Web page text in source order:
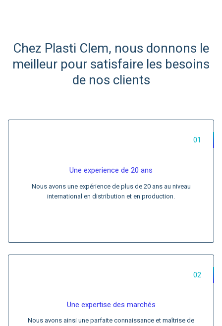
Expert Afrique du Nord et
de l'Ouest
plastiques...
Chez Plasti Clem, nous donnons le
meilleur pour satisfaire les besoins
de nos clients
01
Une experience de 20 ans
Nous avons une expérience de plus de 20 ans au niveau
international en distribution et en production.
02
Une expertise des marchés
Nous avons ainsi une parfaite connaissance et maîtrise de